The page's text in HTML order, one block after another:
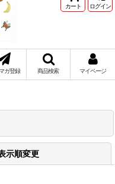
カート ログイン
ガ登録 商品検索 マイページ
示順変更